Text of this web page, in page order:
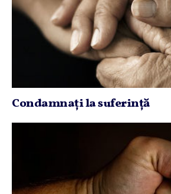
Condamnaţi la suferinţă